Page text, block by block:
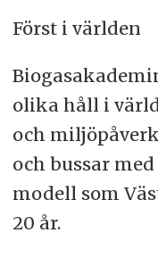
Först i världen
olika håll i
och
och bussar
modell som
20 år.